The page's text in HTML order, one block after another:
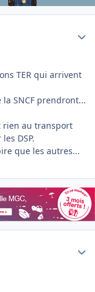
TER qui arrivent
SNCF prendront...
rien au transport
DSP.
que les autres...